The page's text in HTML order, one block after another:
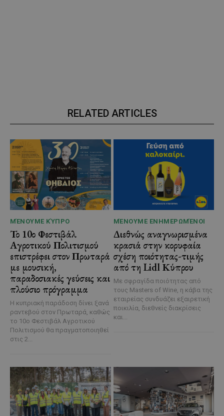
RELATED ARTICLES
ΜΈΝΟΥΜΕ ΚΎΠΡΟ
Το 10ο Φεστιβάλ
Αγροτικού Πολιτισμού
επιστρέφει στον Πρωταρά
με μουσική,
παραδοσιακές γεύσεις και
πλούσιο πρόγραμμα
Η κυπριακή παράδοση δίνει ξανά
ραντεβού στον Πρωταρά, καθώς
το 10ο Φεστιβάλ Αγροτικού
Πολιτισμού θα πραγματοποιηθεί
στις 2...
ΜΈΝΟΥΜΕ ΕΝΗΜΕΡΩΜΈΝΟΙ
Διεθνώς αναγνωρισμένα
κρασιά στην κορυφαία
σχέση ποιότητας-τιμής
από τη Lidl Κύπρου
Με σφραγίδα ποιότητας από
τους Masters of Wine, η κάβα της
εταιρείας συνδυάζει εξαιρετική
ποικιλία, διεθνείς διακρίσεις
και...